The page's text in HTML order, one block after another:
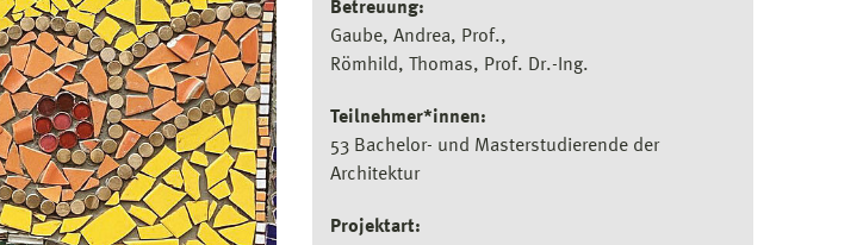
Betreuung:
Gaube, Andrea, Prof.
Römhild, Thomas, Prof. Dr.-Ing.
Teilnehmer*innen:
53 Bachelor- und Masterstudierende der
Architektur
Projektart: